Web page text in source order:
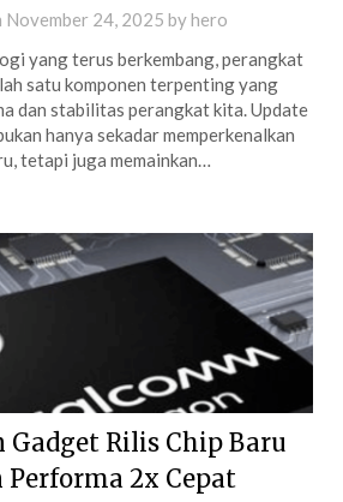
November 24, 2025 byhero
yang terus berkembang, perangkat
satu komponen terpenting yang
dan stabilitas perangkat kita. Update
hanya sekadar memperkenalkan
tetapi juga memainkan…
Gadget Rilis Chip Baru
Performa 2x Cepat